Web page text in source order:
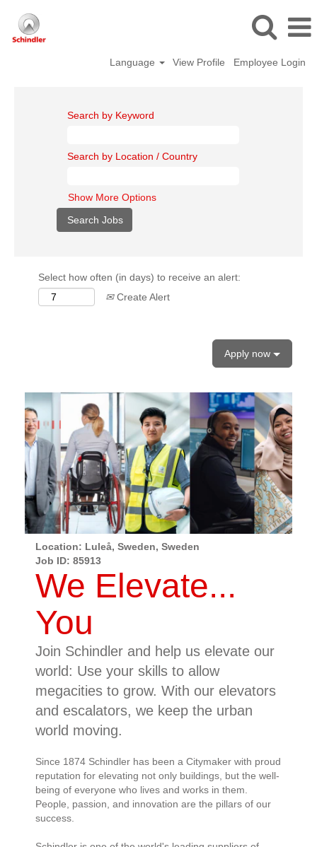
Language View Profile Employee Login
Search by Keyword
Search by Location / Country
Show More Options
Select how often (in days) to receive an alert:
Create Alert
Apply now
Location: Luleå, Sweden, Sweden
Job ID: 85913
We Elevate...
You
Join Schindler and help us elevate our
world: Use your skills to allow
megacities to grow. With our elevators
and escalators, we keep the urban
world moving.
Since 1874 Schindler has been a Citymaker with proud
reputation for elevating not only buildings, but the well-
being of everyone who lives and works in them.
People, passion, and innovation are the pillars of our
success.